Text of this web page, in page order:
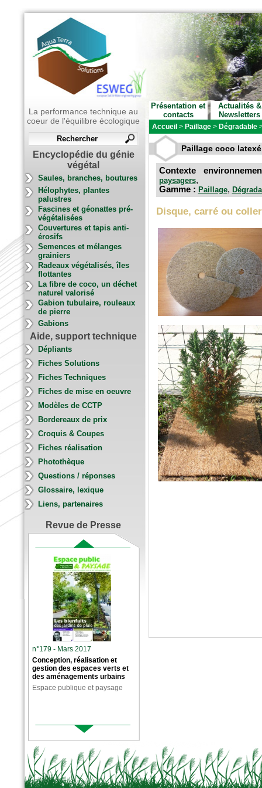
La performance technique au
coeur de l'équilibre écologique
Encyclopédie du génie
végétal
Saules, branches, boutures
Hélophytes, plantes
palustres
Fascines et géonattes pré-
végétalisées
Couvertures et tapis anti-
érosifs
Semences et mélanges
grainiers
Radeaux végétalisés, îles
flottantes
La fibre de coco, un déchet
naturel valorisé
Gabion tubulaire, rouleaux
de pierre
Gabions
Aide, support technique
Dépliants
Fiches Solutions
Fiches Techniques
Fiches de mise en oeuvre
Modèles de CCTP
Bordereaux de prix
Croquis & Coupes
Fiches réalisation
Photothèque
Questions / réponses
Glossaire, lexique
Liens, partenaires
Revue de Presse
n°179 - Mars 2017
Conception, réalisation et
gestion des espaces verts et
des aménagements urbains
Espace publique et paysage
Présentation et
contacts
Actualités &
Newsletters
Accueil > Paillage > Dégradable
Paillage coco latexé
Contexte
paysagers,
Gamme : Paillage,
Disque, carré ou